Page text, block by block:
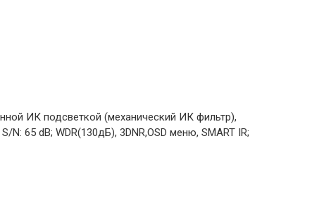
ИК подсветкой (механический ИК фильтр),
65 dB; WDR(130дБ), 3DNR,OSD меню, SMART IR;